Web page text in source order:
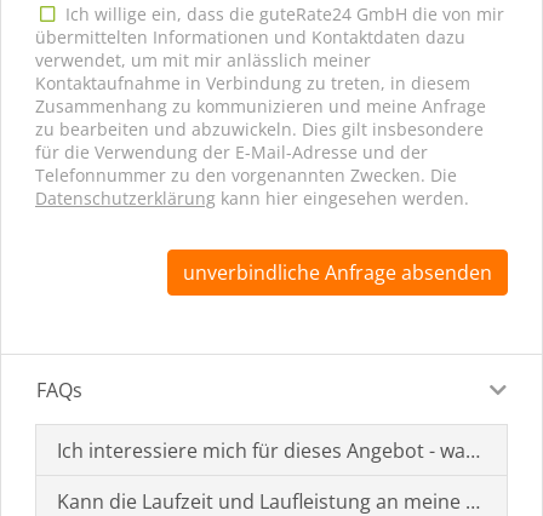
Ich willige ein, dass die guteRate24 GmbH die von mir
übermittelten Informationen und Kontaktdaten dazu
verwendet, um mit mir anlässlich meiner
Kontaktaufnahme in Verbindung zu treten, in diesem
Zusammenhang zu kommunizieren und meine Anfrage
zu bearbeiten und abzuwickeln. Dies gilt insbesondere
für die Verwendung der E-Mail-Adresse und der
Telefonnummer zu den vorgenannten Zwecken. Die
Datenschutzerklärung kann hier eingesehen werden.
unverbindliche Anfrage absenden
FAQs
Ich interessiere mich für dieses Angebot - was muss
Kann die Laufzeit und Laufleistung an meine